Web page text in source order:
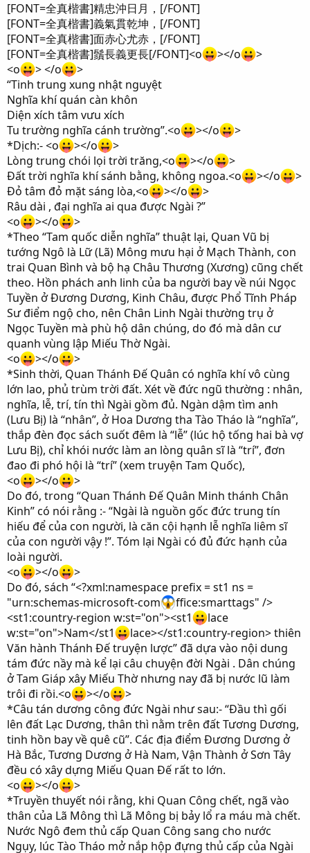
[FONT=全真楷書]精忠沖日月，[/FONT]
[FONT=全真楷書]義氣貫乾坤，[/FONT]
[FONT=全真楷書]面赤心尤赤，[/FONT]
[FONT=全真楷書]鬚長義更長[/FONT]<o
></o
>
<o
> </o
>
“Tinh trung xung nhật nguyệt
Nghĩa khí quán càn khôn
Diện xích tâm vưu xích
Tu trường nghĩa cánh trường”.<o
></o
>
*Dịch:- <o
></o
>
Lòng trung chói lọi trời trăng,<o
></o
>
Đất trời nghĩa khí sánh bằng, không ngoa.<o
></o
>
Đỏ tâm đỏ mặt sáng lòa,<o
></o
>
Râu dài , đại nghĩa ai qua được Ngài ?”
<o
></o
>
*Theo “Tam quốc diễn nghĩa” thuật lại, Quan Vũ bị
tướng Ngô là Lữ (Lã) Mông mưu hại ở Mạch Thành, con
trai Quan Bình và bộ hạ Châu Thương (Xương) cũng chết
theo. Hồn phách anh linh của ba người bay về núi Ngọc
Tuyền ở Đương Dương, Kinh Châu, được Phổ Tĩnh Pháp
Sư điểm ngộ cho, nên Chân Linh Ngài thường trụ ở
Ngọc Tuyền mà phù hộ dân chúng, do đó mà dân cư
quanh vùng lập Miếu Thờ Ngài.
<o
></o
>
*Sinh thời, Quan Thánh Đế Quân có nghĩa khí vô cùng
lớn lao, phủ trùm trời đất. Xét về đức ngũ thường : nhân,
nghĩa, lễ, trí, tín thì Ngài gồm đủ. Ngàn dậm tìm anh
(Lưu Bị) là “nhân”, ở Hoa Dương tha Tào Tháo là “nghĩa”,
thắp đèn đọc sách suốt đêm là “lễ” (lúc hộ tống hai bà vợ
Lưu Bị), chỉ khói nước làm an lòng quân sĩ là “trí”, đơn
đao đi phó hội là “trí” (xem truyện Tam Quốc),
<o
></o
>
Do đó, trong “Quan Thánh Đế Quân Minh thánh Chân
Kinh” có nói rằng :- “Ngài là nguồn gốc đức trung tín
hiếu để của con người, là căn cội hạnh lễ nghĩa liêm sĩ
của con người vậy !”. Tóm lại Ngài có đủ đức hạnh của
loài người.
<o
></o
>
Do đó, sách “<?xml:namespace prefix = st1 ns =
"urn:schemas-microsoft-com
ffice:smarttags" />
<st1:country-region w:st="on"><st1
lace
w:st="on">Nam</st1
lace></st1:country-region> thiên
Văn hành Thánh Đế truyện lược” đã dựa vào nội dung
tám đức nầy mà kể lại câu chuyện đời Ngài . Dân chúng
ở Tam Giáp xây Miếu Thờ nhưng nay đã bị nước lũ làm
trôi đi rồi.<o
></o
>
*Câu tán dương công đức Ngài như sau:- “Đầu thì gối
lên đất Lạc Dương, thân thì nằm trên đất Tương Dương,
tinh hồn bay về quê cũ”. Các địa điểm Đương Dương ở
Hà Bắc, Tương Dương ở Hà Nam, Vận Thành ở Sơn Tây
đều có xây dựng Miếu Quan Đế rất to lớn.
<o
></o
>
*Truyền thuyết nói rằng, khi Quan Công chết, ngã vào
thân của Lã Mông thì Lã Mông bị bảy lổ ra máu mà chết.
Nước Ngô đem thủ cấp Quan Công sang cho nước
Ngụy, lúc Tào Tháo mở nắp hộp đựng thủ cấp của Ngài